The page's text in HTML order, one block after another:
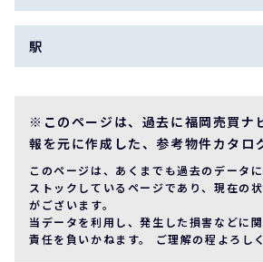
駅
※このページは、過去に福岡売買ナ
報を元に作成した、参考物件カタロ
このページは、あくまでも過去のデータ
ストックしているページであり、現在の
がございます。
当データを利用し、発生した損害などに
責任を負いかねます。 ご理解の程よろし